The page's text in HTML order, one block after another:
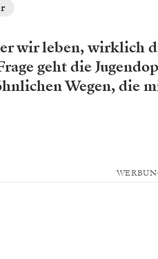
wir leben, wirklich
geht die
Wegen, die